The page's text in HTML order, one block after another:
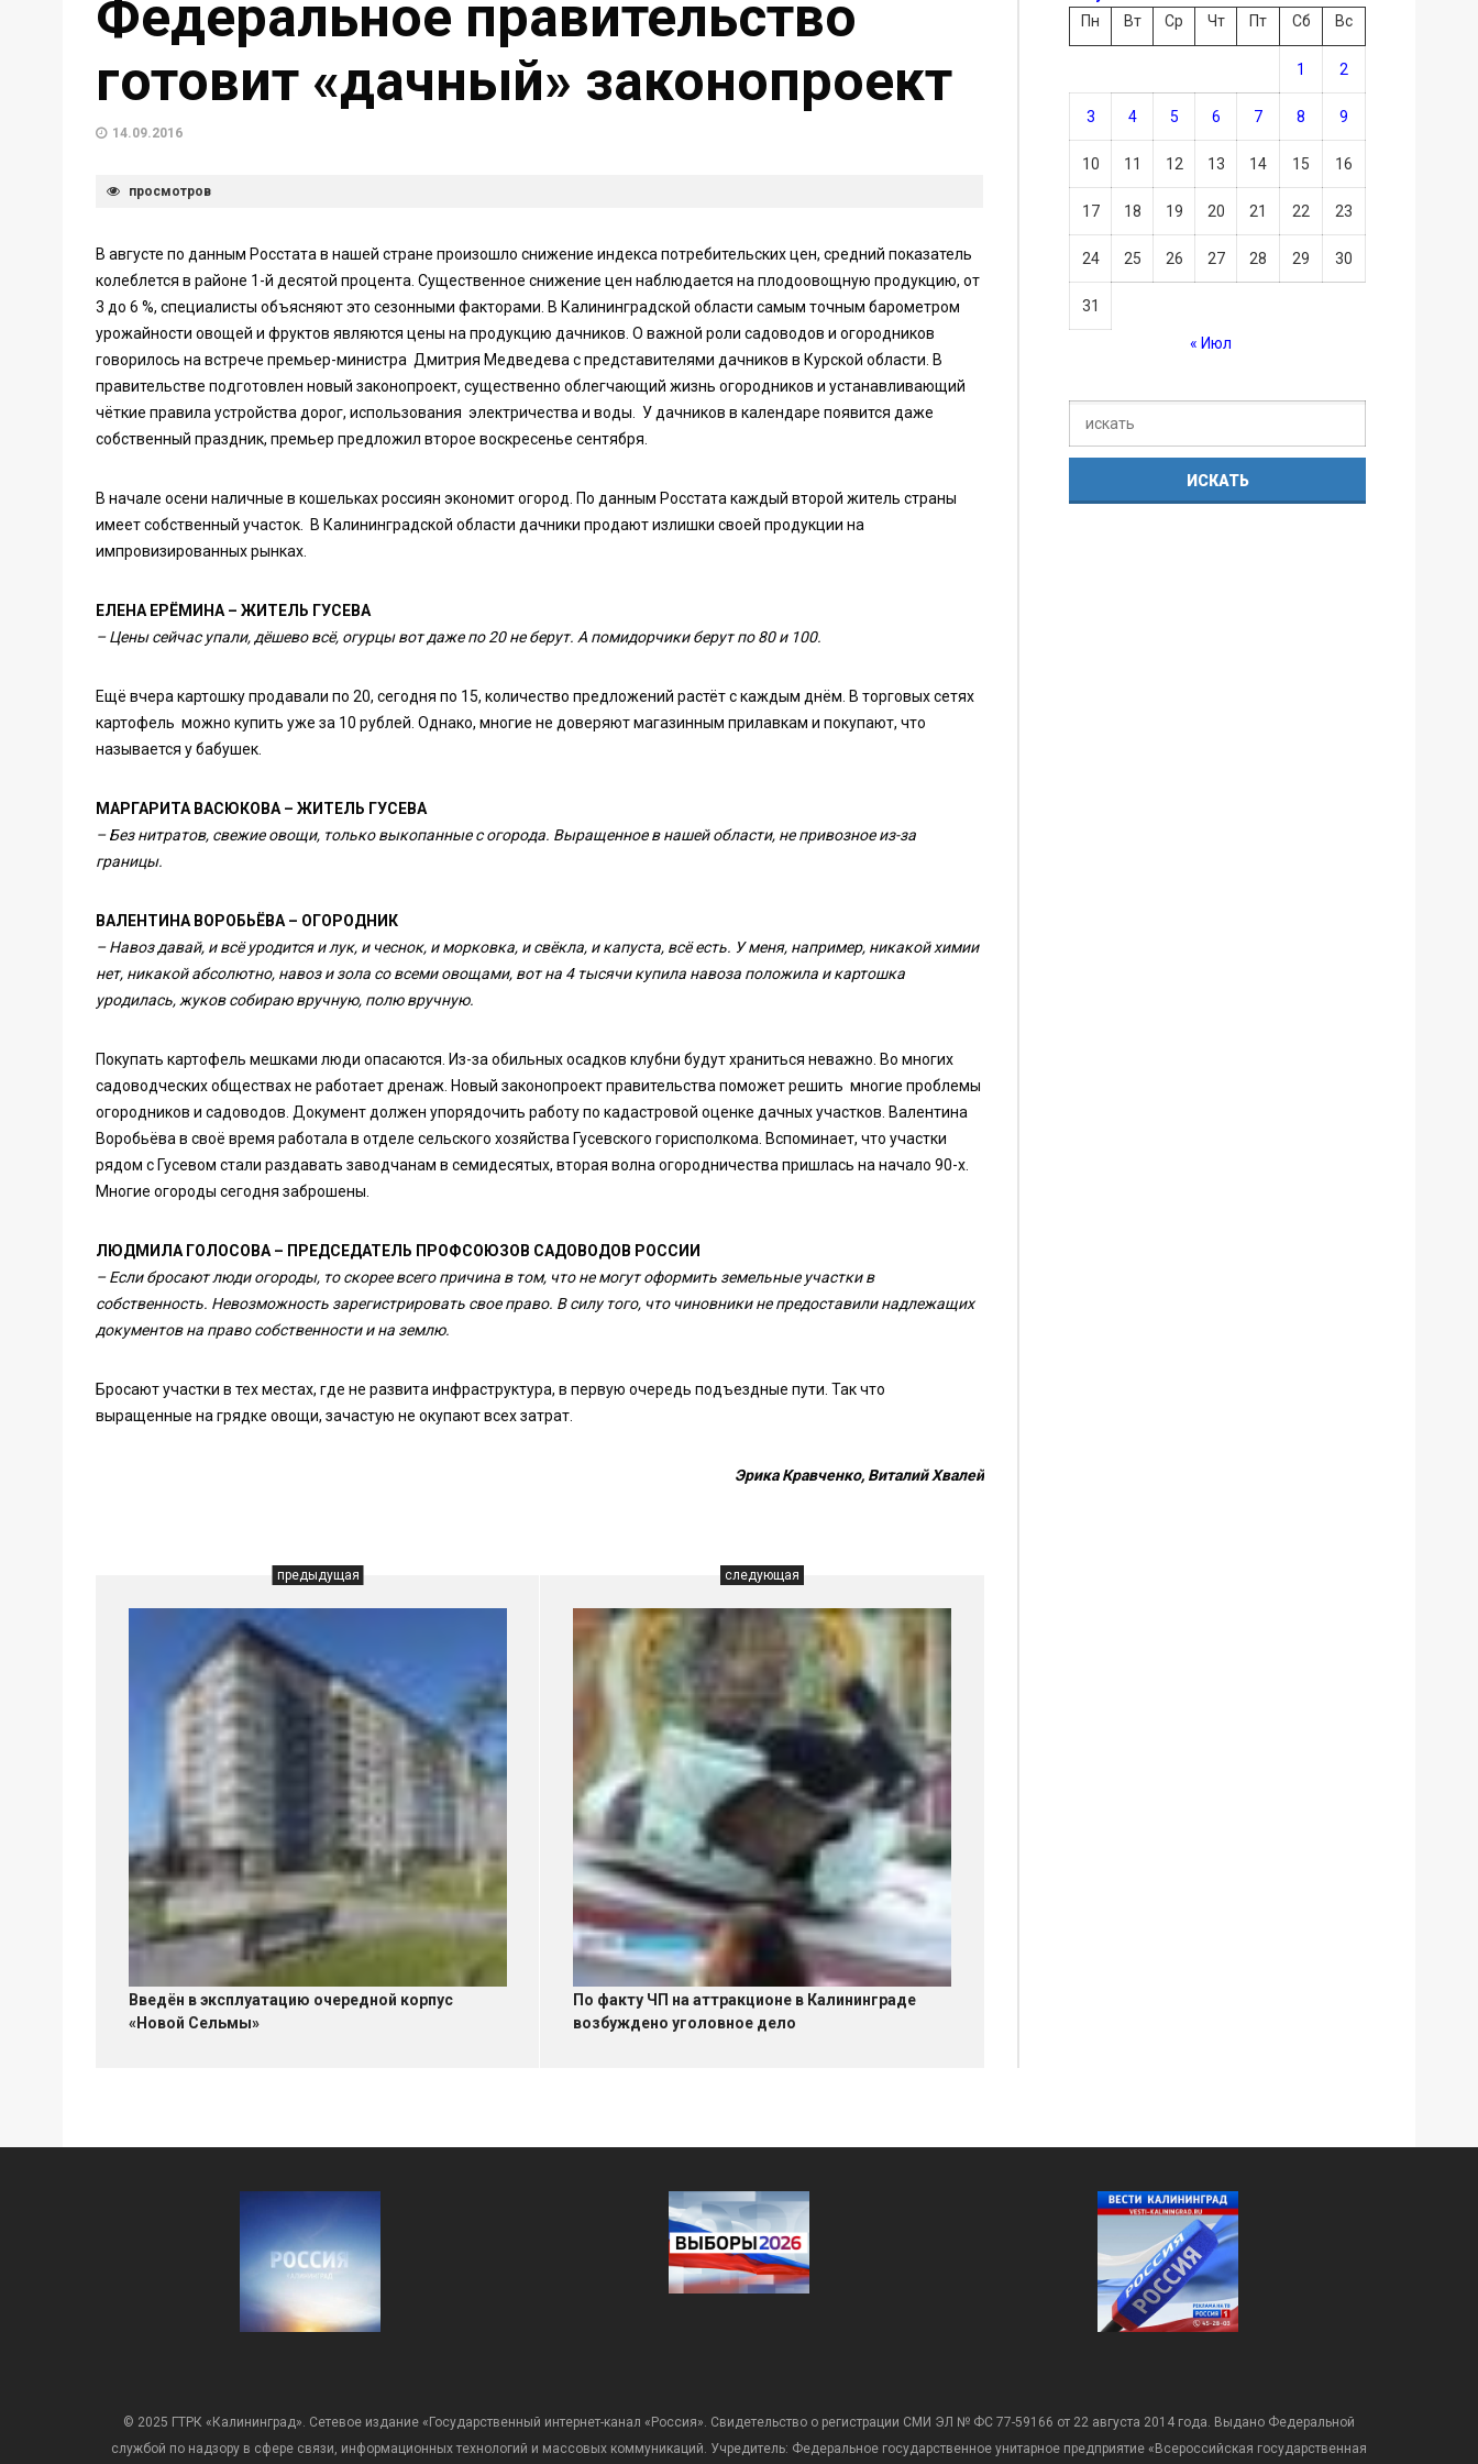
Федеральное правительство
готовит «дачный» законопроект
14.09.2016
просмотров
В августе по данным Росстата в нашей стране произошло снижение индекса потребительских цен, средний показатель
колеблется в районе 1-й десятой процента. Существенное снижение цен наблюдается на плодоовощную продукцию, от
3 до 6 %, специалисты объясняют это сезонными факторами. В Калининградской области самым точным барометром
урожайности овощей и фруктов являются цены на продукцию дачников. О важной роли садоводов и огородников
говорилось на встрече премьер-министра Дмитрия Медведева с представителями дачников в Курской области. В
правительстве подготовлен новый законопроект, существенно облегчающий жизнь огородников и устанавливающий
чёткие правила устройства дорог, использования электричества и воды. У дачников в календаре появится даже
собственный праздник, премьер предложил второе воскресенье сентября.
В начале осени наличные в кошельках россиян экономит огород. По данным Росстата каждый второй житель страны
имеет собственный участок. В Калининградской области дачники продают излишки своей продукции на
импровизированных рынках.
ЕЛЕНА ЕРЁМИНА – ЖИТЕЛЬ ГУСЕВА
– Цены сейчас упали, дёшево всё, огурцы вот даже по 20 не берут. А помидорчики берут по 80 и 100.
Ещё вчера картошку продавали по 20, сегодня по 15, количество предложений растёт с каждым днём. В торговых сетях
картофель можно купить уже за 10 рублей. Однако, многие не доверяют магазинным прилавкам и покупают, что
называется у бабушек.
МАРГАРИТА ВАСЮКОВА – ЖИТЕЛЬ ГУСЕВА
– Без нитратов, свежие овощи, только выкопанные с огорода. Выращенное в нашей области, не привозное из-за
границы.
ВАЛЕНТИНА ВОРОБЬЁВА – ОГОРОДНИК
– Навоз давай, и всё уродится и лук, и чеснок, и морковка, и свёкла, и капуста, всё есть. У меня, например, никакой химии
нет, никакой абсолютно, навоз и зола со всеми овощами, вот на 4 тысячи купила навоза положила и картошка
уродилась, жуков собираю вручную, полю вручную.
Покупать картофель мешками люди опасаются. Из-за обильных осадков клубни будут храниться неважно. Во многих
садоводческих обществах не работает дренаж. Новый законопроект правительства поможет решить многие проблемы
огородников и садоводов. Документ должен упорядочить работу по кадастровой оценке дачных участков. Валентина
Воробьёва в своё время работала в отделе сельского хозяйства Гусевского горисполкома. Вспоминает, что участки
рядом с Гусевом стали раздавать заводчанам в семидесятых, вторая волна огородничества пришлась на начало 90-х.
Многие огороды сегодня заброшены.
ЛЮДМИЛА ГОЛОСОВА – ПРЕДСЕДАТЕЛЬ ПРОФСОЮЗОВ САДОВОДОВ РОССИИ
– Если бросают люди огороды, то скорее всего причина в том, что не могут оформить земельные участки в
собственность. Невозможность зарегистрировать свое право. В силу того, что чиновники не предоставили надлежащих
документов на право собственности и на землю.
Бросают участки в тех местах, где не развита инфраструктура, в первую очередь подъездные пути. Так что
выращенные на грядке овощи, зачастую не окупают всех затрат.
Эрика Кравченко, Виталий Хвалей
предыдущая
Введён в эксплуатацию очередной корпус
«Новой Сельмы»
следующая
По факту ЧП на аттракционе в Калининграде
возбуждено уголовное дело
Пн
Вт Ср Чт Пт Сб Вс
1 2
3 4 5 6 7 8 9
10 11 12 13 14 15 16
17 18 19 20 21 22 23
24 25 26 27 28 29 30
31
« Июл
© 2025 ГТРК «Калининград». Сетевое издание «Государственный интернет-канал «Россия». Свидетельство о регистрации СМИ ЭЛ № ФС 77-59166 от 22 августа 2014 года. Выдано Федеральной
службой по надзору в сфере связи, информационных технологий и массовых коммуникаций. Учредитель: Федеральное государственное унитарное предприятие «Всероссийская государственная